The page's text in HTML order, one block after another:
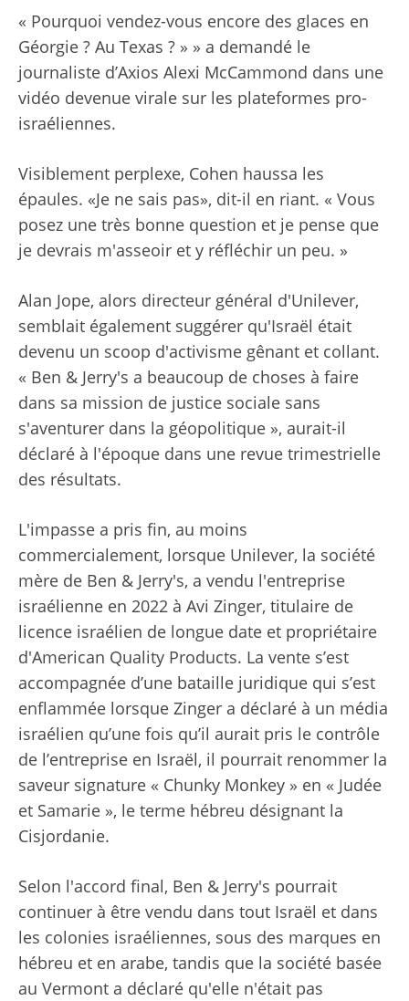
« Pourquoi vendez-vous encore des glaces en
Géorgie ? Au Texas ? » » a demandé le
journaliste d’Axios Alexi McCammond dans une
vidéo devenue virale sur les plateformes pro-
israéliennes.
Visiblement perplexe, Cohen haussa les
épaules. «Je ne sais pas», dit-il en riant. « Vous
posez une très bonne question et je pense que
je devrais m'asseoir et y réfléchir un peu. »
Alan Jope, alors directeur général d'Unilever,
semblait également suggérer qu'Israël était
devenu un scoop d'activisme gênant et collant.
« Ben & Jerry's a beaucoup de choses à faire
dans sa mission de justice sociale sans
s'aventurer dans la géopolitique », aurait-il
déclaré à l'époque dans une revue trimestrielle
des résultats.
L'impasse a pris fin, au moins
commercialement, lorsque Unilever, la société
mère de Ben & Jerry's, a vendu l'entreprise
israélienne en 2022 à Avi Zinger, titulaire de
licence israélien de longue date et propriétaire
d'American Quality Products. La vente s’est
accompagnée d’une bataille juridique qui s’est
enflammée lorsque Zinger a déclaré à un média
israélien qu’une fois qu’il aurait pris le contrôle
de l’entreprise en Israël, il pourrait renommer la
saveur signature « Chunky Monkey » en « Judée
et Samarie », le terme hébreu désignant la
Cisjordanie.
Selon l'accord final, Ben & Jerry's pourrait
continuer à être vendu dans tout Israël et dans
les colonies israéliennes, sous des marques en
hébreu et en arabe, tandis que la société basée
au Vermont a déclaré qu'elle n'était pas